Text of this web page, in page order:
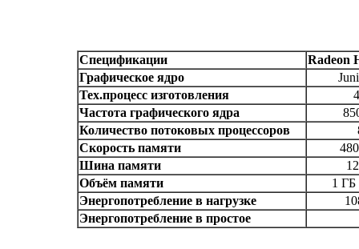
Спецификации
Radeon
Графическое ядро
Тех.процесс изготовления
Частота графического ядра
Количество потоковых процессоров
Скорость памяти
Шина памяти
Объём памяти
1 ГБ
Энергопотребление в нагрузке
Энергопотребление в простое